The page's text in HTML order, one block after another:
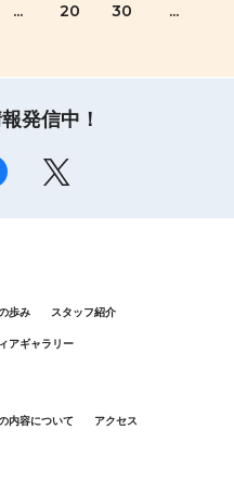
... 20 30 ...
発信中！
歩み スタッフ紹介
アギャラリー
内容について アクセス